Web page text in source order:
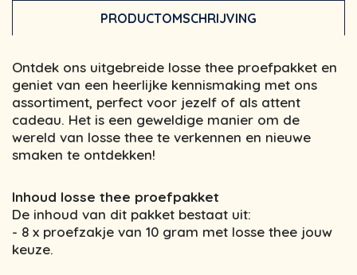
PRODUCTOMSCHRIJVING
Ontdek ons uitgebreide losse thee proefpakket en
geniet van een heerlijke kennismaking met ons
assortiment, perfect voor jezelf of als attent
cadeau. Het is een geweldige manier om de
wereld van losse thee te verkennen en nieuwe
smaken te ontdekken!
Inhoud losse thee proefpakket
De inhoud van dit pakket bestaat uit:
- 8 x proefzakje van 10 gram met losse thee jouw
keuze.